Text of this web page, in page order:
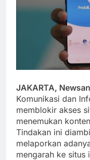
JAKARTA,
Komunikasi dan
memblokir akses
menemukan
Tindakan ini
melaporkan
mengarah ke situs